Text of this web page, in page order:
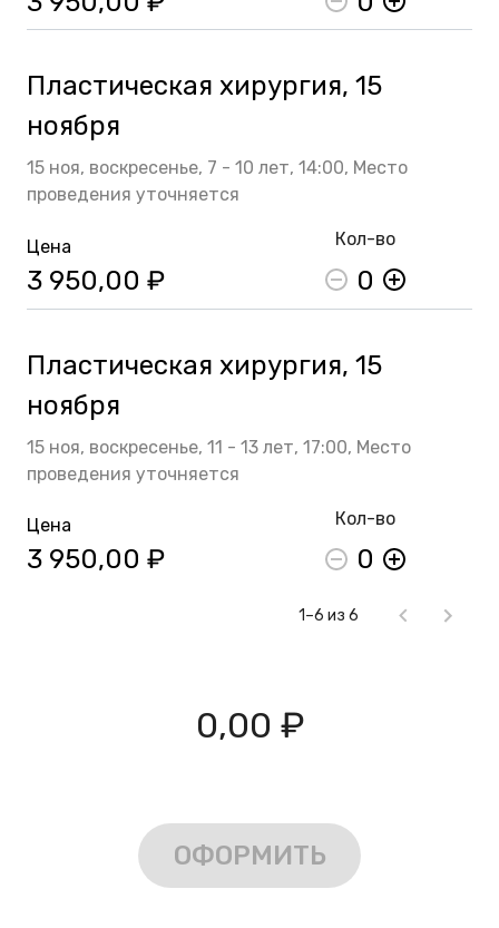
Пластическая хирургия, 15
ноября
15 ноя, воскресенье, 7 - 10 лет, 14:00, Место
проведения уточняется
Цена
3 950,00 ₽
Кол-во
0
Пластическая хирургия, 15
ноября
15 ноя, воскресенье, 11 - 13 лет, 17:00, Место
проведения уточняется
Цена
3 950,00 ₽
Кол-во
0
1–6 из 6
0,00 ₽
ОФОРМИТЬ